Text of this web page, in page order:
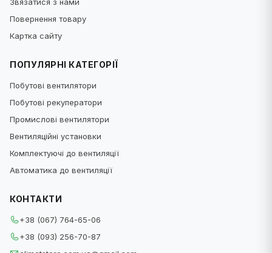
Повернення товару
Картка сайту
ПОПУЛЯРНІ КАТЕГОРІЇ
Побутові вентилятори
Побутові рекуператори
Промислові вентилятори
Вентиляційні установки
Комплектуючі до вентиляції
Автоматика до вентиляції
КОНТАКТИ
+38 (067) 764-65-06
+38 (093) 256-70-87